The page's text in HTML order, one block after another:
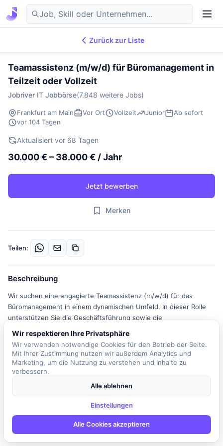
DE
Zurück zur Liste
Teamassistenz (m/w/d) für Büromanagement in
Teilzeit oder Vollzeit
Jobriver IT Jobbörse(7.848 weitere Jobs)
Frankfurt am Main Vor Ort Vollzeit Junior
Ab sofort
vor 104 Tagen
Aktualisiert vor 68 Tagen
30.000 € – 38.000 € / Jahr
Jetzt bewerben
Merken
Teilen:
Beschreibung
Wir suchen eine engagierte Teamassistenz (m/w/d) für das
Büromanagement in einem dynamischen Umfeld. In dieser Rolle
unterstützen Sie die Geschäftsführung sowie die
administrativen Aufgaben. Zu Ihren Hauptaufgaben gehört die
Organisation und Koordination von Aufträgen sowie die
Bearbeitung der Eingangs- und Ausgangspost. Sie sind
verantwortlich für das Dienstreisemanagement und die Pflege der
zentralen Adress- und Ersatzteil-Datenbank. Darüber hinaus
kümmern Sie sich um die Vor- und Nachbereitung von
Besprechungen und unterstützen im Facility Management. Eine
wichtige Voraussetzung für diese Position ist die Bereitschaft zur
Weiterbildung, insbesondere in Bezug auf die Firmen-Homepage
Wir respektieren Ihre Privatsphäre
Wir verwenden notwendige Cookies für den Betrieb der Seite.
Mit Ihrer Zustimmung nutzen wir außerdem Analytics und
Marketing, um die Nutzung zu verstehen und Inhalte zu
verbessern.
Alle ablehnen
Einstellungen
Alle Cookies akzeptieren